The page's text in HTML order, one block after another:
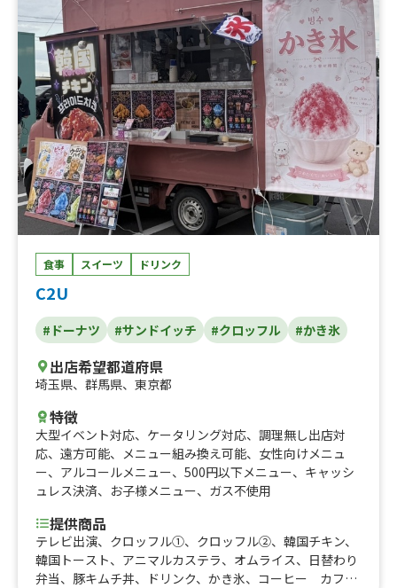
食事 スイーツ ドリンク
C2U
#ドーナツ #サンドイッチ #クロッフル #かき氷
出店希望都道府県
埼玉県、 群馬県、 東京都
特徴
大型イベント対応、 ケータリング対応、 調理無し出店対
応、 遠方可能、 メニュー組み換え可能、 女性向けメニュ
ー、 アルコールメニュー、 500円以下メニュー、 キャッシ
ュレス決済、 お子様メニュー、 ガス不使用
提供商品
テレビ出演、クロッフル①、クロッフル②、韓国チキン、
韓国トースト、アニマルカステラ、オムライス、日替わり
弁当、豚キムチ丼、ドリンク、かき氷、コーヒー カフェ